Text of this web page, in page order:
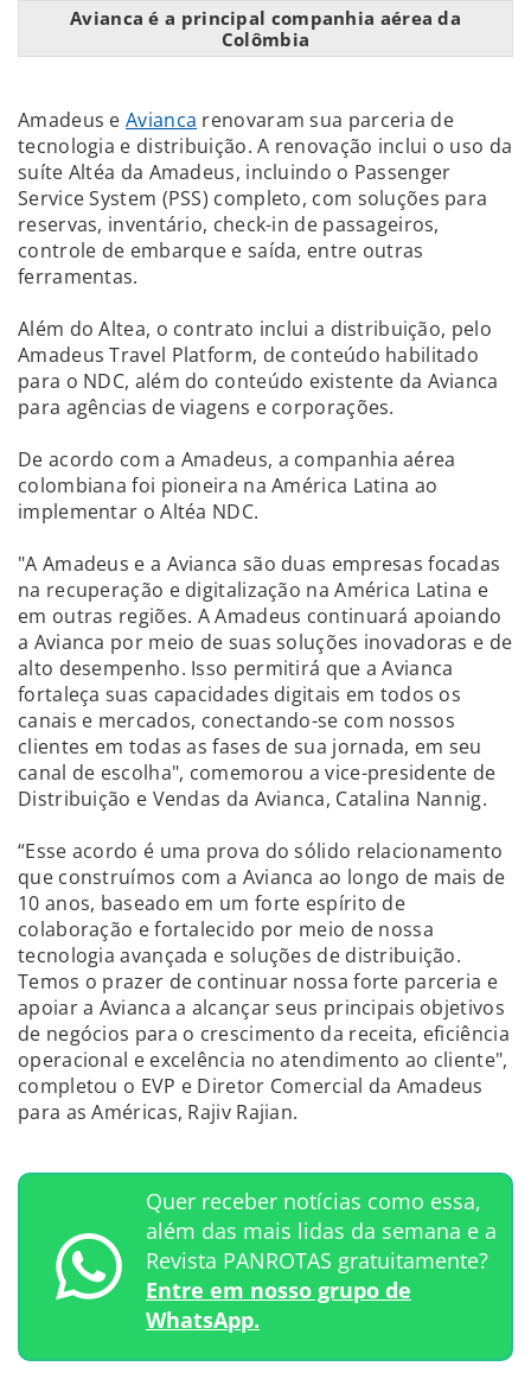
Avianca é a principal companhia aérea da
Colômbia
Amadeus eAvianca renovaram sua parceria de
tecnologia e distribuição. A renovação inclui o uso da
suíte Altéa da Amadeus, incluindo o Passenger
Service System (PSS) completo, com soluções para
reservas, inventário, check-in de passageiros,
controle de embarque e saída, entre outras
ferramentas.
Além do Altea, o contrato inclui a distribuição, pelo
Amadeus Travel Platform, de conteúdo habilitado
para o NDC, além do conteúdo existente da Avianca
para agências de viagens e corporações.
De acordo com a Amadeus, a companhia aérea
colombiana foi pioneira na América Latina ao
implementar o Altéa NDC.
"A Amadeus e a Avianca são duas empresas focadas
na recuperação e digitalização na América Latina e
em outras regiões. A Amadeus continuará apoiando
a Avianca por meio de suas soluções inovadoras e de
alto desempenho. Isso permitirá que a Avianca
fortaleça suas capacidades digitais em todos os
canais e mercados, conectando-se com nossos
clientes em todas as fases de sua jornada, em seu
canal de escolha", comemorou a vice-presidente de
Distribuição e Vendas da Avianca, Catalina Nannig.
“Esse acordo é uma prova do sólido relacionamento
que construímos com a Avianca ao longo de mais de
10 anos, baseado em um forte espírito de
colaboração e fortalecido por meio de nossa
tecnologia avançada e soluções de distribuição.
Temos o prazer de continuar nossa forte parceria e
apoiar a Avianca a alcançar seus principais objetivos
de negócios para o crescimento da receita, eficiência
operacional e excelência no atendimento ao cliente",
completou o EVP e Diretor Comercial da Amadeus
para as Américas, Rajiv Rajian.
Quer receber notícias como essa,
além das mais lidas da semana e a
Revista PANROTAS gratuitamente?
Entre em nosso grupo de
WhatsApp.